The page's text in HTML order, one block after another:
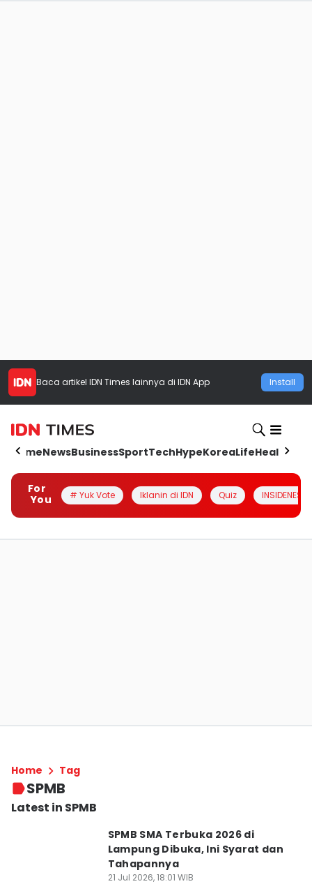
Baca artikel IDN Times lainnya di IDN App Install
HomeNewsBusinessSportTechHypeKoreaLifeHealth
For
You
# Yuk Vote Iklanin di IDN Quiz INSIDENESIA
Home Tag
SPMB
Latest in SPMB
SPMB SMA Terbuka 2026 di
Lampung Dibuka, Ini Syarat dan
Tahapannya
21 Jul 2026, 18:01 WIB